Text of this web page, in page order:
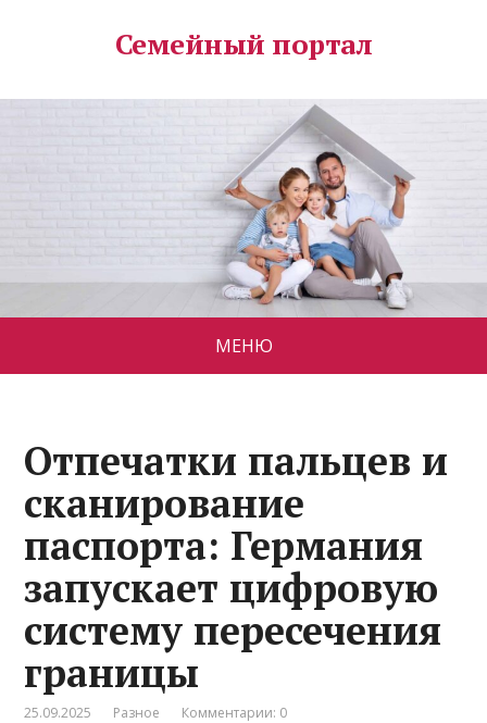
Семейный портал
МЕНЮ
Отпечатки пальцев и
сканирование
паспорта: Германия
запускает цифровую
систему пересечения
границы
25.09.2025 Разное Комментарии: 0